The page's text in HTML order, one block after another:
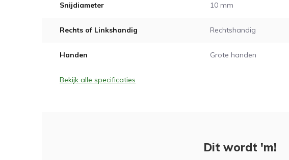
Snijdiameter 10 mm
Rechts of Linkshandig Rechtshandig
Handen Grote handen
Bekijk alle specificaties
Dit wordt 'm!